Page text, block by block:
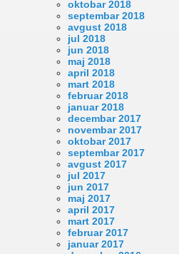
oktobar 2018
septembar 2018
avgust 2018
jul 2018
jun 2018
maj 2018
april 2018
mart 2018
februar 2018
januar 2018
decembar 2017
novembar 2017
oktobar 2017
septembar 2017
avgust 2017
jul 2017
jun 2017
maj 2017
april 2017
mart 2017
februar 2017
januar 2017